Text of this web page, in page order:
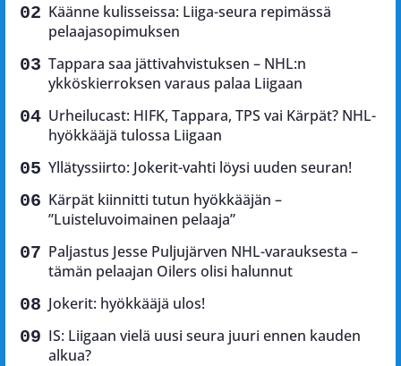
Käänne kulisseissa: Liiga-seura repimässä
pelaajasopimuksen
Tappara saa jättivahvistuksen – NHL:n
ykköskierroksen varaus palaa Liigaan
Urheilucast: HIFK, Tappara, TPS vai Kärpät? NHL-
hyökkääjä tulossa Liigaan
Yllätyssiirto: Jokerit-vahti löysi uuden seuran!
Kärpät kiinnitti tutun hyökkääjän –
”Luisteluvoimainen pelaaja”
Paljastus Jesse Puljujärven NHL-varauksesta –
tämän pelaajan Oilers olisi halunnut
Jokerit: hyökkääjä ulos!
IS: Liigaan vielä uusi seura juuri ennen kauden
alkua?